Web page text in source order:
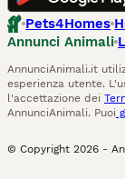
Pets4Homes
Annunci Animali
AnnunciAnimali.it
esperienza utente.
l'accettazione dei
AnnunciAnimali. Puoi
© Copyright 2026 -